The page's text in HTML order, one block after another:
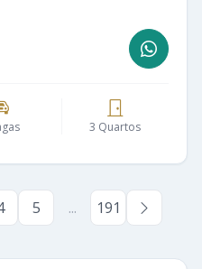
3 Quartos
5 ... 191